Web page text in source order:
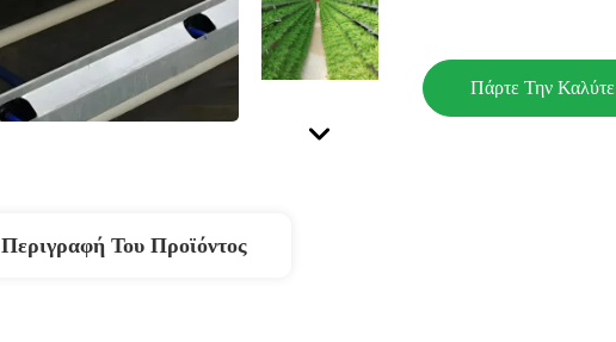
Πάρτε Την
Περιγραφή Του Προϊόντος